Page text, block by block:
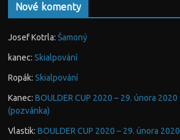
Nové komenty
Josef Kotrla: Šamoný
kanec: Skialpování
Ropák: Skialpování
Kanec: BOULDER CUP 2020 – 29. února 2020
(pozvánka)
Vlastik: BOULDER CUP 2020 – 29. února 2020